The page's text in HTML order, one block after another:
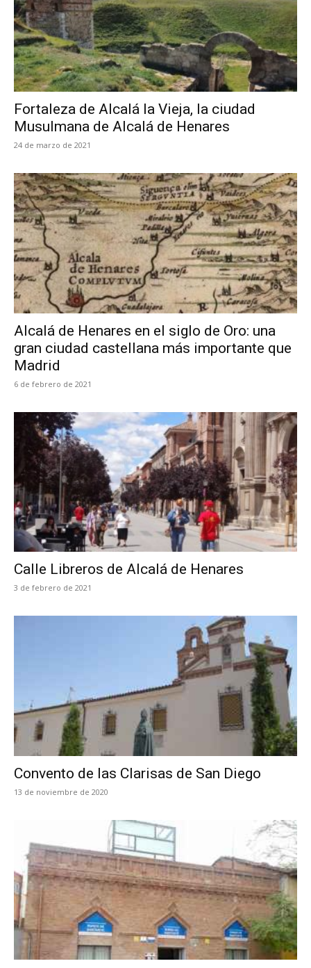
Fortaleza de Alcalá la Vieja, la ciudad
Musulmana de Alcalá de Henares
24 de marzo de 2021
Alcalá de Henares en el siglo de Oro: una
gran ciudad castellana más importante que
Madrid
6 de febrero de 2021
Calle Libreros de Alcalá de Henares
3 de febrero de 2021
Convento de las Clarisas de San Diego
13 de noviembre de 2020